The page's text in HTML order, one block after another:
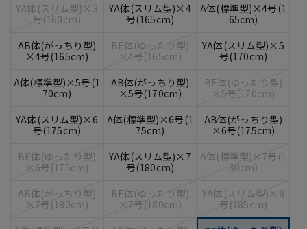
YA体(スリム型)×3
号(160cm)
YA体(スリム型)×4
号(165cm)
A体(標準型)×4号(1
65cm)
AB体(がっちり型)
×4号(165cm)
BE体(ゆったり型)
×4号(165cm)
YA体(スリム型)×5
号(170cm)
A体(標準型)×5号(1
70cm)
AB体(がっちり型)
×5号(170cm)
BE体(ゆったり型)
×5号(170cm)
YA体(スリム型)×6
号(175cm)
A体(標準型)×6号(1
75cm)
AB体(がっちり型)
×6号(175cm)
BE体(ゆったり型)
×6号(175cm)
YA体(スリム型)×7
号(180cm)
A体(標準型)×7号(1
80cm)
AB体(がっちり型)
×7号(180cm)
BE体(ゆったり型)
×7号(180cm)
YA体(スリム型)×8
号(185cm)